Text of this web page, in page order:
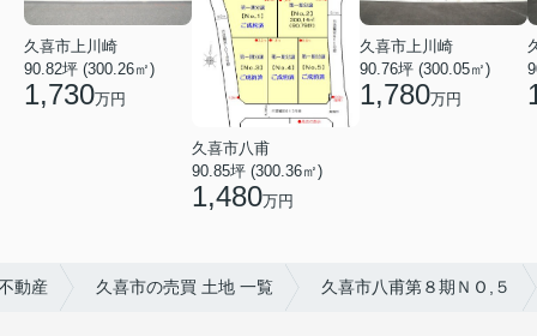
久喜市上川崎
90.82坪 (300.26㎡)
1,730万円
久喜市八甫
90.85坪 (300.36㎡)
1,480万円
久喜市上川崎
90.76坪 (300.05㎡)
1,780万円
動産 久喜市の売買 土地 一覧 久喜市八甫第８期ＮＯ,５